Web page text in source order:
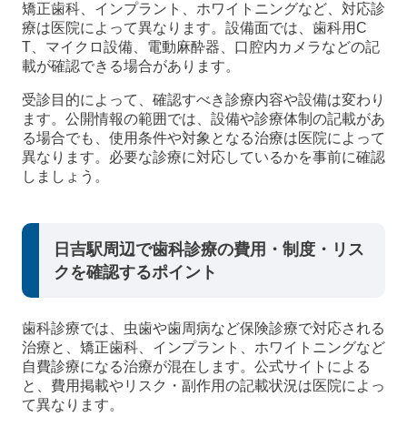
矯正歯科、インプラント、ホワイトニングなど、対応診
療は医院によって異なります。設備面では、歯科用C
T、マイクロ設備、電動麻酔器、口腔内カメラなどの記
載が確認できる場合があります。
受診目的によって、確認すべき診療内容や設備は変わり
ます。公開情報の範囲では、設備や診療体制の記載があ
る場合でも、使用条件や対象となる治療は医院によって
異なります。必要な診療に対応しているかを事前に確認
しましょう。
日吉駅周辺で歯科診療の費用・制度・リス
クを確認するポイント
歯科診療では、虫歯や歯周病など保険診療で対応される
治療と、矯正歯科、インプラント、ホワイトニングなど
自費診療になる治療が混在します。公式サイトによる
と、費用掲載やリスク・副作用の記載状況は医院によっ
て異なります。